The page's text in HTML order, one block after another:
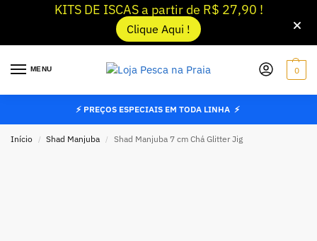
KITS DE ISCAS a partir de R$ 27,90 !
Clique Aqui !
MENU 0
⚡ PREÇOS ESPECIAIS EM TODA LINHA ⚡
Início / Shad Manjuba / Shad Manjuba 7 cm Chá Glitter Jig